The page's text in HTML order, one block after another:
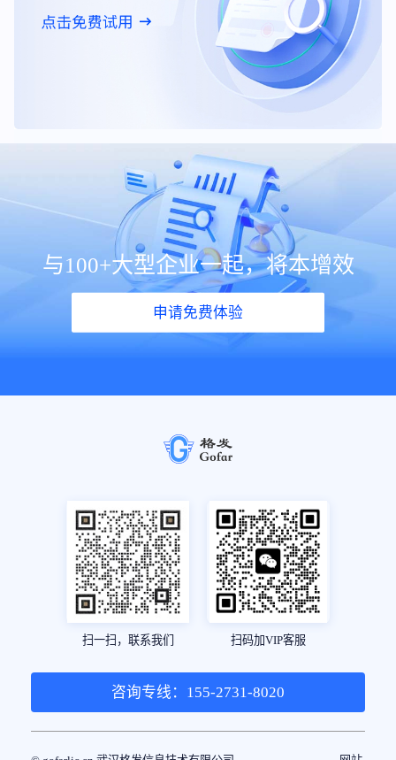
与100+大型企业一起，将本增效
申请免费体验
扫一扫，联系我们 扫码加VIP客服
咨询专线：155-2731-8020